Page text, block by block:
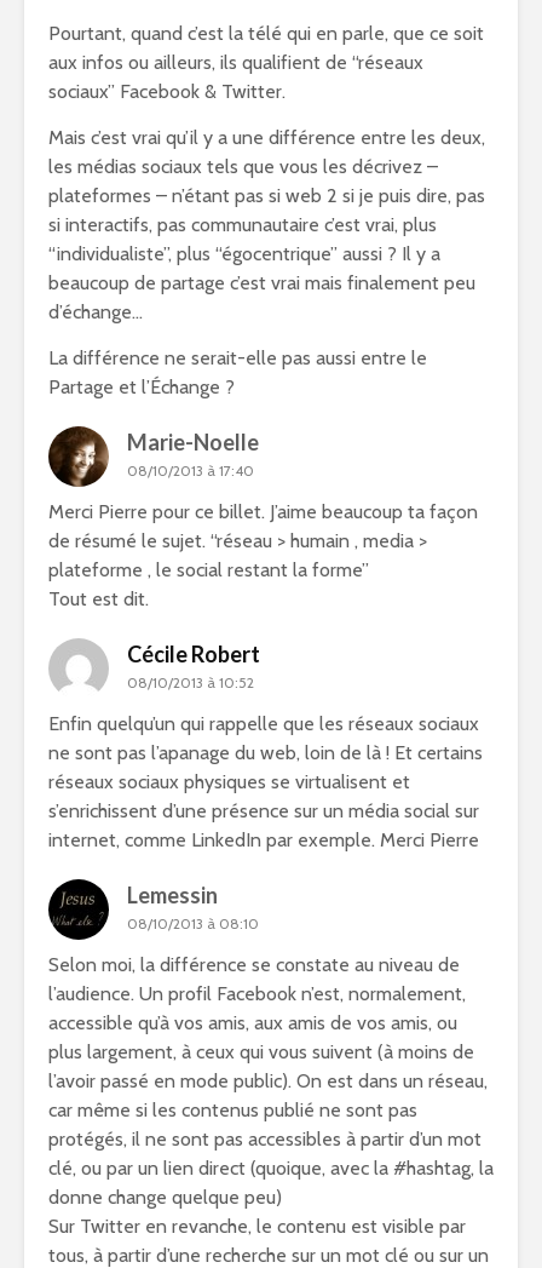
Pourtant, quand c’est la télé qui en parle, que ce soit
aux infos ou ailleurs, ils qualifient de “réseaux
sociaux” Facebook & Twitter.
Mais c’est vrai qu’il y a une différence entre les deux,
les médias sociaux tels que vous les décrivez –
plateformes – n’étant pas si web 2 si je puis dire, pas
si interactifs, pas communautaire c’est vrai, plus
“individualiste”, plus “égocentrique” aussi ? Il y a
beaucoup de partage c’est vrai mais finalement peu
d’échange…
La différence ne serait-elle pas aussi entre le
Partage et l’Échange ?
Marie-Noelle
08/10/2013 à 17:40
Merci Pierre pour ce billet. J’aime beaucoup ta façon
de résumé le sujet. “réseau > humain , media >
plateforme , le social restant la forme”
Tout est dit.
Cécile Robert
08/10/2013 à 10:52
Enfin quelqu’un qui rappelle que les réseaux sociaux
ne sont pas l’apanage du web, loin de là ! Et certains
réseaux sociaux physiques se virtualisent et
s’enrichissent d’une présence sur un média social sur
internet, comme LinkedIn par exemple. Merci Pierre
Lemessin
08/10/2013 à 08:10
Selon moi, la différence se constate au niveau de
l’audience. Un profil Facebook n’est, normalement,
accessible qu’à vos amis, aux amis de vos amis, ou
plus largement, à ceux qui vous suivent (à moins de
l’avoir passé en mode public). On est dans un réseau,
car même si les contenus publié ne sont pas
protégés, il ne sont pas accessibles à partir d’un mot
clé, ou par un lien direct (quoique, avec la #hashtag, la
donne change quelque peu)
Sur Twitter en revanche, le contenu est visible par
tous, à partir d’une recherche sur un mot clé ou sur un